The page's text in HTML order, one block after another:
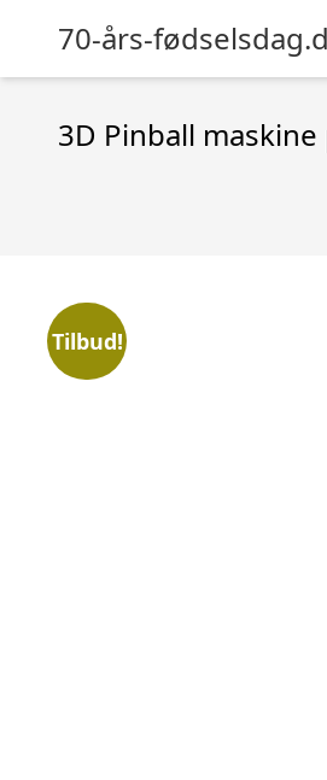
70-års-
3D Pinball maskine
Tilbud!